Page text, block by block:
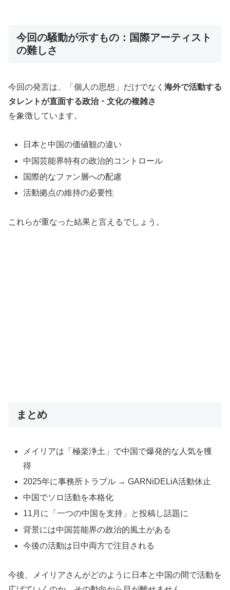
今回の騒動が示すもの：国際アーティスト
の難しさ
今回の発言は、「個人の思想」だけでなく 海外で活動する
タレントが直面する政治・文化の複雑さ
を象徴しています。
日本と中国の価値観の違い
中国芸能界特有の政治的コントロール
国際的なファン層への配慮
活動拠点の維持の必要性
これらが重なった結果と言えるでしょう。
まとめ
メイリアは「極楽浄土」で中国で爆発的な人気を獲
得
2025年に事務所トラブル → GARNiDELiA活動休止
中国でソロ活動を本格化
11月に「一つの中国を支持」と投稿し話題に
背景には中国芸能界の政治的風土がある
今後の活動は日中両方で注目される
今後、メイリアさんがどのように日本と中国の間で活動を